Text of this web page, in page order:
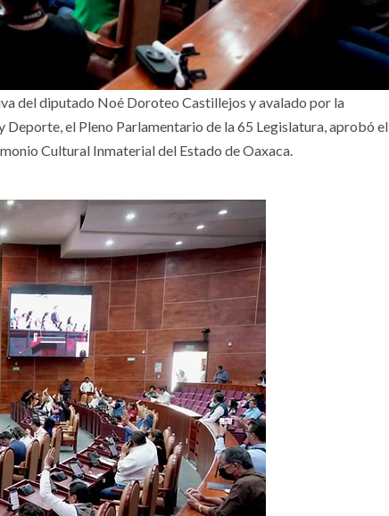
del diputado Noé Doroteo Castillejos y avalado por la
el Pleno Parlamentario de la 65 Legislatura, aprobó el
Cultural Inmaterial del Estado de Oaxaca.